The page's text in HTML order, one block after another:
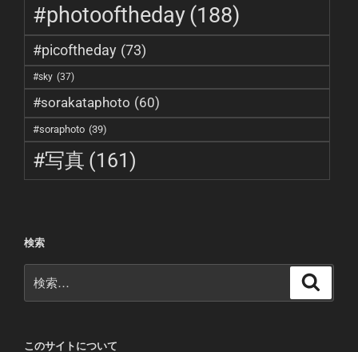
#photooftheday(188)
#picoftheday (73)
#sky (37)
#sorakataphoto (60)
#soraphoto (39)
#写真 (161)
検索
索:
このサイトについて